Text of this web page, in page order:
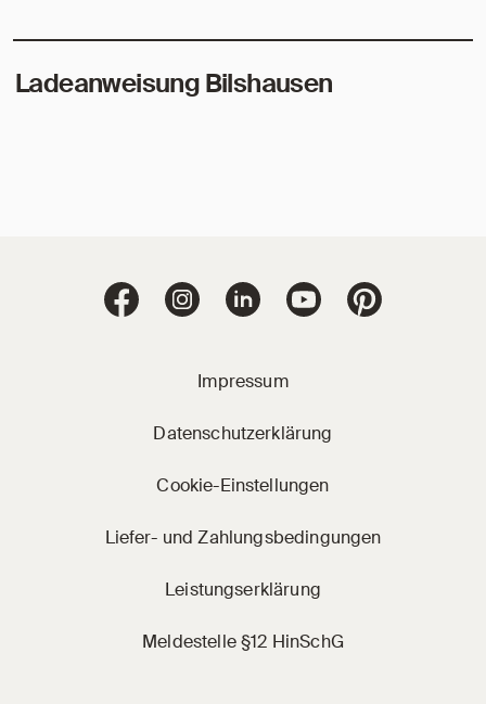
Ladeanweisung Bilshausen
Jacobi Dachziegel
Jacobi Dachziegel auf Facebook
Jacobi Dachziegel auf Instagram
Jacobi Dachziegel auf
Jacobi Dachziegel
Jacobi
Impressum
Datenschutzerklärung
Cookie-Einstellungen
Liefer- und Zahlungsbedingungen
Leistungserklärung
Meldestelle §12 HinSchG